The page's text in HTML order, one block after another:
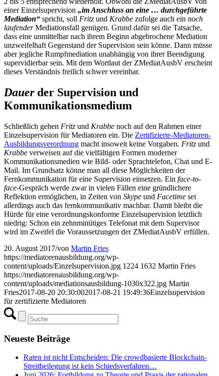
einer Einzelsupervision „im Anschluss an eine … durchgeführte
Mediation“ spricht, soll Fritz und Krabbe zufolge auch ein noch
laufenderMediationsfall genügen. Grund dafür sei die Tatsache,
dass eine unmittelbar nach ihrem Beginn abgebrochene Mediation
unzweifelhaft Gegenstand der Supervision sein könne. Dann müsse
aber jegliche Rumpfmediation unabhängig von ihrer Beendigung
supervidierbar sein. Mit dem Wortlaut der ZMediatAusbV erscheint
dieses Verständnis freilich schwer vereinbar.
Dauerder Supervision und
Kommunikationsmedium
Schließlich gehen Fritz und Krabbe noch auf den Rahmen einer
Einzelsupervision für Mediatoren ein. Die Zertifizierte-Mediatoren-
Ausbildungsverordnung macht insoweit keine Vorgaben. Fritz und
Krabbe verweisen auf die vielfältigen Formen moderner
Kommunikationsmedien wie Bild- oder Sprachtelefon, Chat und E-
Mail. Im Grundsatz könne man all diese Möglichkeiten der
Fernkommunikation für eine Supervision einsetzen. Ein face-to-
face-Gespräch werde zwar in vielen Fällen eine gründlichere
Reflektion ermöglichen, in Zeiten von Skype und Facetime sei
allerdings auch das fernkommunikativ machbar. Damit bleibt die
Hürde für eine verordnungskonforme Einzelsupervision letztlich
niedrig: Schon ein zehnminütiges Telefonat mit dem Supervisor
wird im Zweifel die Voraussetzungen der ZMediatAusbV erfüllen.
20. August 2017/von Martin Fries
https://mediatorenausbildung.org/wp-
content/uploads/Einzelsupervision.jpg 1224 1632 Martin Fries
https://mediatorenausbildung.org/wp-
content/uploads/mediationsausbildung-1030x322.jpg Martin
Fries2017-08-20 20:30:002017-08-21 19:49:36Einzelsupervision
für zertifizierte Mediatoren
Neueste Beiträge
Raten ist nicht Entscheiden: Die crowdbasierte Blockchain-
Streitbeilegung ist kein Schiedsverfahren…